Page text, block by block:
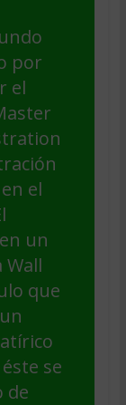
por
el
el
un
que
se
de